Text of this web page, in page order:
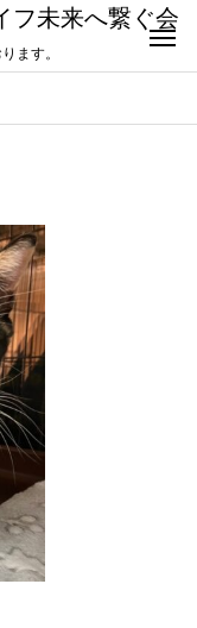
フ未来へ繋ぐ会
ます。